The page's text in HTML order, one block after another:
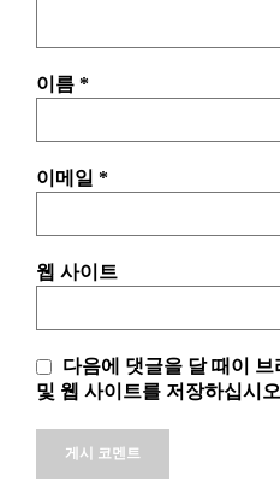
이름 *
이메일 *
웹 사이트
다음에 댓글을 달 때이
및 웹 사이트를 저장하십시